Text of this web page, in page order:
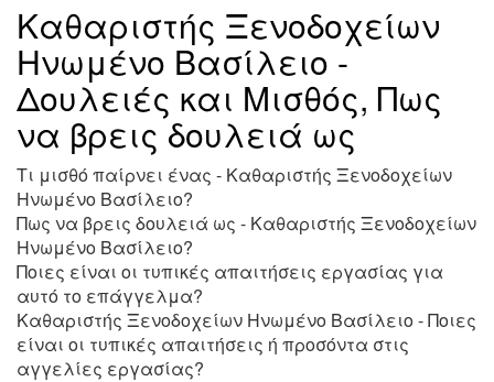
Καθαριστής Ξενοδοχείων
Ηνωμένο Βασίλειο -
Δουλειές και Μισθός, Πως
να βρεις δουλειά ως
Τι μισθό παίρνει ένας - Καθαριστής Ξενοδοχείων
Ηνωμένο Βασίλειο?
Πως να βρεις δουλειά ως - Καθαριστής Ξενοδοχείων
Ηνωμένο Βασίλειο?
Ποιες είναι οι τυπικές απαιτήσεις εργασίας για
αυτό το επάγγελμα?
Καθαριστής Ξενοδοχείων Ηνωμένο Βασίλειο - Ποιες
είναι οι τυπικές απαιτήσεις ή προσόντα στις
αγγελίες εργασίας?